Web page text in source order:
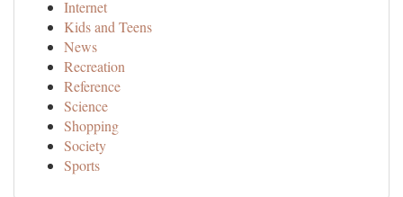
Internet
Kids and Teens
News
Recreation
Reference
Science
Shopping
Society
Sports